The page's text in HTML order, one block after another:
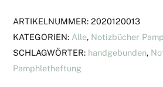
hellblauem
Grund"
Menge
ARTIKELNUMMER:2020120013
KATEGORIEN: Alle, Notizbücher
SCHLAGWÖRTER: handgebunden,
Pamphletheftung